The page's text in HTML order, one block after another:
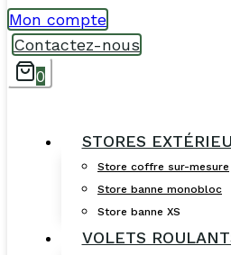
Mon compte
Contactez-nous
0
STORES
Store coffre sur-mesure
Store banne monobloc
Store banne XS
VOLETS